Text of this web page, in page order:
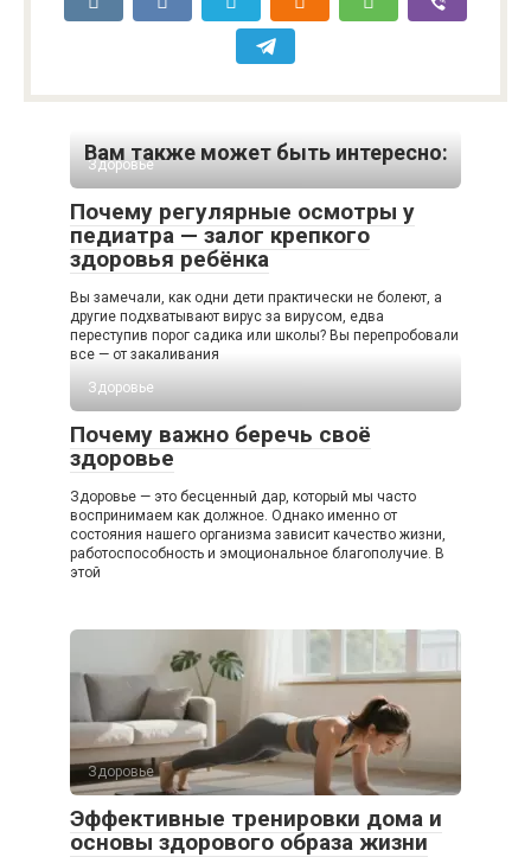
Вам также может быть интересно:
Здоровье
Почему регулярные осмотры у
педиатра — залог крепкого
здоровья ребёнка
Вы замечали, как одни дети практически не болеют, а
другие подхватывают вирус за вирусом, едва
переступив порог садика или школы? Вы перепробовали
все — от закаливания
Здоровье
Почему важно беречь своё
здоровье
Здоровье — это бесценный дар, который мы часто
воспринимаем как должное. Однако именно от
состояния нашего организма зависит качество жизни,
работоспособность и эмоциональное благополучие. В
этой
Здоровье
Эффективные тренировки дома и
основы здорового образа жизни